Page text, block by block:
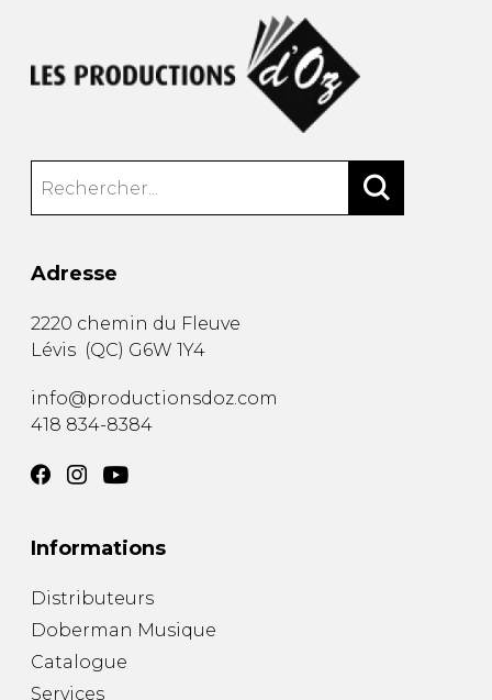
Adresse
2220 chemin du Fleuve
Lévis (QC) G6W 1Y4
info@productionsdoz.com
418 834-8384
Informations
Distributeurs
Doberman Musique
Catalogue
Services